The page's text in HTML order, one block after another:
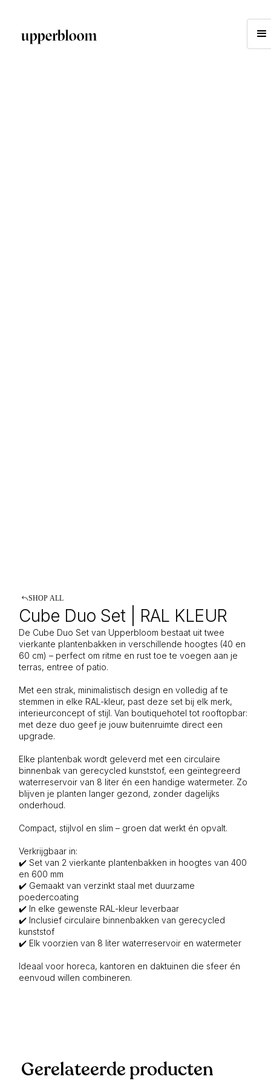
SHOP ALL
Cube Duo Set | RAL KLEUR
De Cube Duo Set van Upperbloom bestaat uit twee
vierkante plantenbakken in verschillende hoogtes (40 en
60 cm) – perfect om ritme en rust toe te voegen aan je
terras, entree of patio.
Met een strak, minimalistisch design en volledig af te
stemmen in elke RAL-kleur, past deze set bij elk merk,
interieurconcept of stijl. Van boutiquehotel tot rooftopbar:
met deze duo geef je jouw buitenruimte direct een
upgrade.
Elke plantenbak wordt geleverd met een circulaire
binnenbak van gerecycled kunststof, een geïntegreerd
waterreservoir van 8 liter én een handige watermeter. Zo
blijven je planten langer gezond, zonder dagelijks
onderhoud.
Compact, stijlvol en slim – groen dat werkt én opvalt.
Verkrijgbaar in:
✔️ Set van 2 vierkante plantenbakken in hoogtes van 400
en 600 mm
✔️ Gemaakt van verzinkt staal met duurzame
poedercoating
✔️ In elke gewenste RAL-kleur leverbaar
✔️ Inclusief circulaire binnenbakken van gerecycled
kunststof
✔️ Elk voorzien van 8 liter waterreservoir en watermeter
Ideaal voor horeca, kantoren en daktuinen die sfeer én
eenvoud willen combineren.
Gerelateerde producten